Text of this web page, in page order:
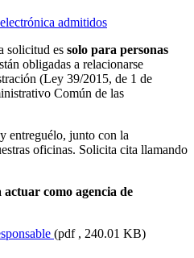
admitidos
solicitud es solo para personas
obligadas a relacionarse
(Ley 39/2015, de 1 de
Común de las
entreguélo, junto con la
oficinas. Solicita cita llamando
como agencia de
(pdf , 240.01 KB)